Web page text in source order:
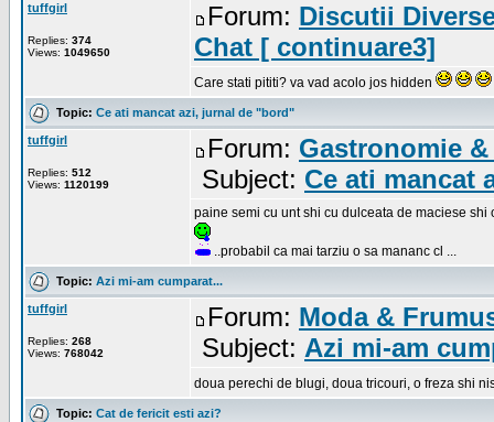
tuffgirl
Replies: 374
Views: 1049650
Forum: Discutii
Chat [ continuare3]
Care stati pititi? va vad acolo jos hidden
Topic: Ce ati mancat azi, jurnal de "bord"
tuffgirl
Replies: 512
Views: 1120199
Forum: Gastronomie
Subject: Ce ati mancat
paine semi cu unt shi cu dulceata de maciese
..probabil ca mai tarziu o sa mananc cl ...
Topic: Azi mi-am cumparat...
tuffgirl
Replies: 268
Views: 768042
Forum: Moda &
Subject: Azi mi-am
doua perechi de blugi, doua tricouri, o freza shi
Topic: Cat de fericit esti azi?